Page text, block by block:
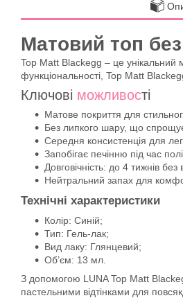
Матовий топ
Top Matt Blackegg – це унікальний
функціональності, Top Matt
Ключові можливості
Матове покриття для
Без липкого шару, що
Середня консистенція для
Запобігає печінню під час
Довговічність: до 4 тижнів
Нейтральний запах для
Технічні характеристики
Колір: Синій;
Тип: Гель-лак;
Вид лаку: Глянцевий;
Об’єм: 13 мл.
З допомогою LUNA Top Matt
пастельними відтінками для